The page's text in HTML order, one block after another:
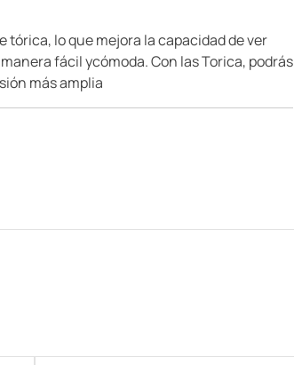
lo que mejora la capacidad de ver
fácil ycómoda. Con las Torica, podrás
más amplia